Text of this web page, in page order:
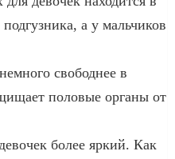
а у мальчиков
свободнее в
половые органы от
более яркий. Как